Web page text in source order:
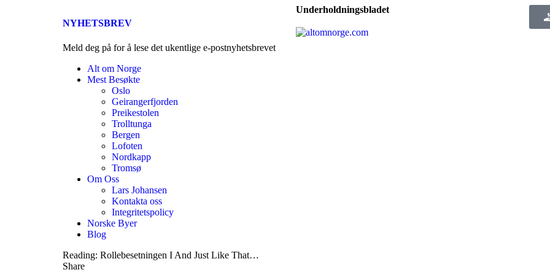
NYHETSBREV
Meld deg på for å lese det ukentlige e-postnyhetsbrevet
Underholdningsbladet
Alt om Norge
Mest Besøkte
Oslo
Geirangerfjorden
Preikestolen
Trolltunga
Bergen
Lofoten
Nordkapp
Tromsø
Om Oss
Lars Johansen
Kontakta oss
Integritetspolicy
Norske Byer
Blog
Reading: Rollebesetningen I And Just Like That…
Share